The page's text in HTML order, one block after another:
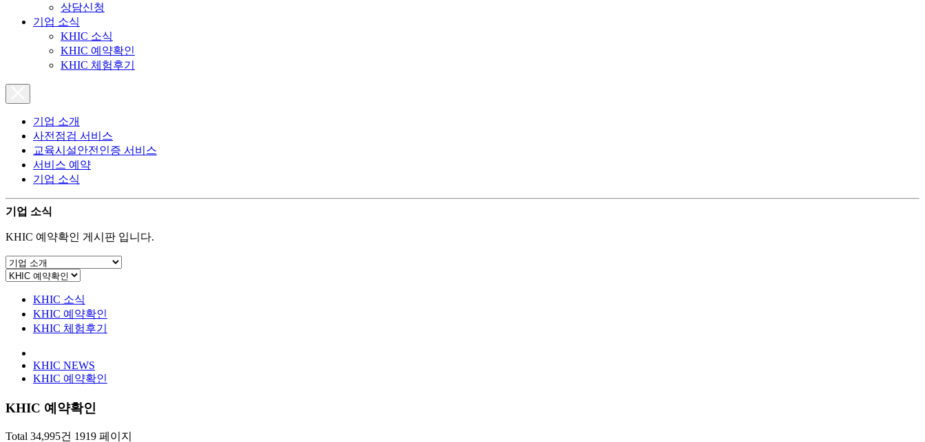
상담신청
기업 소식
KHIC 소식
KHIC 예약확인
KHIC 체험후기
기업 소개
사전점검 서비스
교육시설안전인증 서비스
서비스 예약
기업 소식
기업 소식
KHIC 예약확인 게시판 입니다.
KHIC 소식
KHIC 예약확인
KHIC 체험후기
KHIC NEWS
KHIC 예약확인
KHIC 예약확인
Total 34,995건 1919 페이지